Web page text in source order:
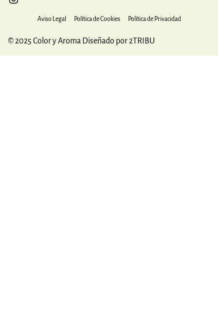
Aviso Legal Política de Cookies Política de Privacidad
© 2025 Color y Aroma Diseñado por 2TRIBU